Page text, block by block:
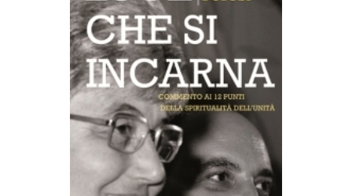
AGGIUNGI AL CARRELLO